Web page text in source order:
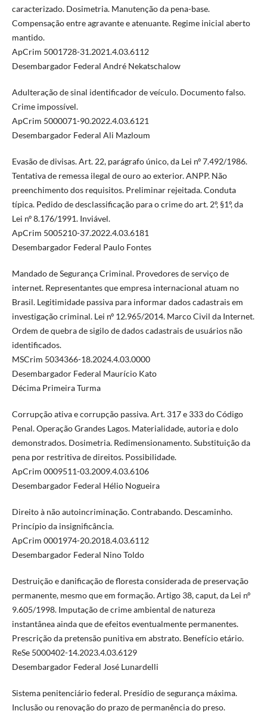
caracterizado. Dosimetria. Manutenção da pena-base.
Compensação entre agravante e atenuante. Regime inicial aberto
mantido.
ApCrim 5001728-31.2021.4.03.6112
Desembargador Federal André Nekatschalow
Adulteração de sinal identificador de veículo. Documento falso.
Crime impossível.
ApCrim 5000071-90.2022.4.03.6121
Desembargador Federal Ali Mazloum
Evasão de divisas. Art. 22, parágrafo único, da Lei nº 7.492/1986.
Tentativa de remessa ilegal de ouro ao exterior. ANPP. Não
preenchimento dos requisitos. Preliminar rejeitada. Conduta
típica. Pedido de desclassificação para o crime do art. 2º, §1º, da
Lei nº 8.176/1991. Inviável.
ApCrim 5005210-37.2022.4.03.6181
Desembargador Federal Paulo Fontes
Mandado de Segurança Criminal. Provedores de serviço de
internet. Representantes que empresa internacional atuam no
Brasil. Legitimidade passiva para informar dados cadastrais em
investigação criminal. Lei nº 12.965/2014. Marco Civil da Internet.
Ordem de quebra de sigilo de dados cadastrais de usuários não
identificados.
MSCrim 5034366-18.2024.4.03.0000
Desembargador Federal Maurício Kato
Décima Primeira Turma
Corrupção ativa e corrupção passiva. Art. 317 e 333 do Código
Penal. Operação Grandes Lagos. Materialidade, autoria e dolo
demonstrados. Dosimetria. Redimensionamento. Substituição da
pena por restritiva de direitos. Possibilidade.
ApCrim 0009511-03.2009.4.03.6106
Desembargador Federal Hélio Nogueira
Direito à não autoincriminação. Contrabando. Descaminho.
Princípio da insignificância.
ApCrim 0001974-20.2018.4.03.6112
Desembargador Federal Nino Toldo
Destruição e danificação de floresta considerada de preservação
permanente, mesmo que em formação. Artigo 38, caput, da Lei nº
9.605/1998. Imputação de crime ambiental de natureza
instantânea ainda que de efeitos eventualmente permanentes.
Prescrição da pretensão punitiva em abstrato. Benefício etário.
ReSe 5000402-14.2023.4.03.6129
Desembargador Federal José Lunardelli
Sistema penitenciário federal. Presídio de segurança máxima.
Inclusão ou renovação do prazo de permanência do preso.